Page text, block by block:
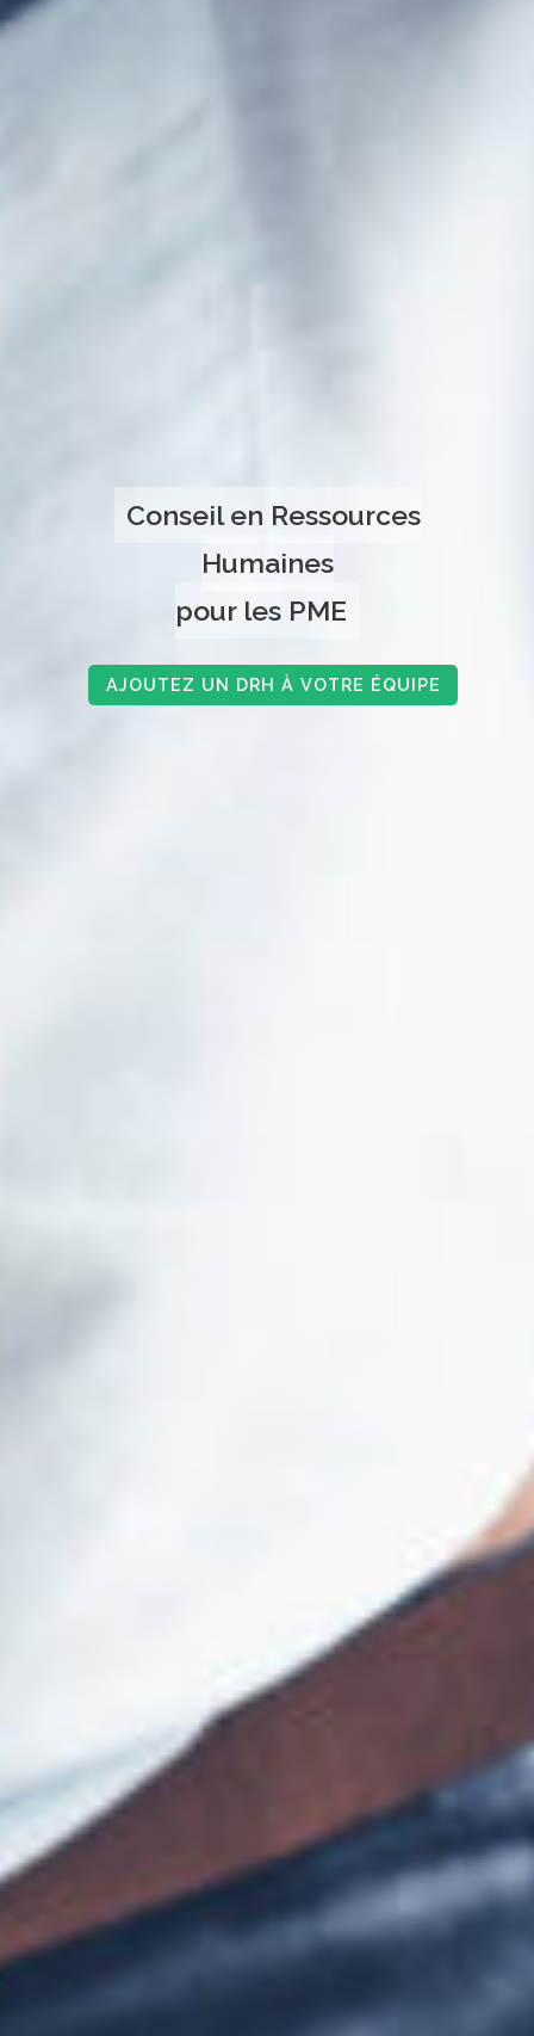
Conseil en Ressources
Humaines
pour les PME
AJOUTEZ UN DRH À VOTRE ÉQUIPE